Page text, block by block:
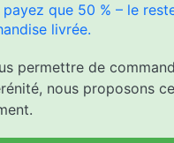
payez que 50 % – le
livrée.
permettre de
nous proposons